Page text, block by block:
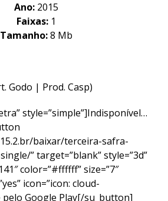
Ano:2015
Faixas:1
Tamanho:8 Mb
Godo | Prod. Casp)
style=”simple”]Indisponível…
baixar/terceira-safra-
” target=”blank” style=”3d”
color=”#ffffff” size=”7″
icon=”icon: cloud-
pelo Google Play[/su_button]